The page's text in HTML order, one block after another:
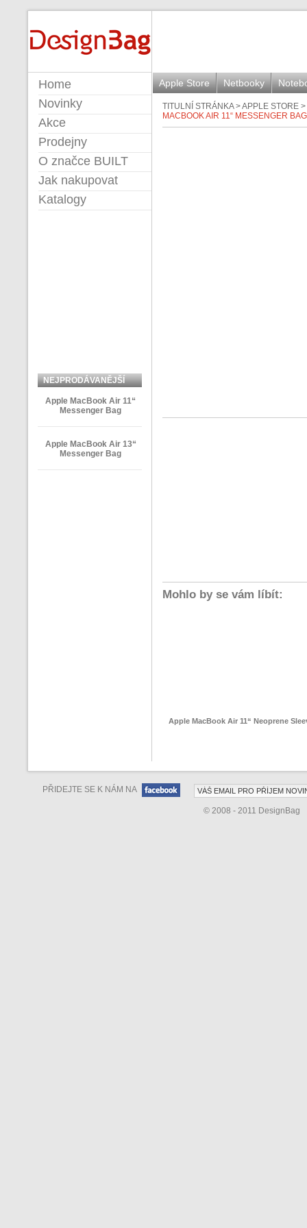
Apple Store Netbooky
TITULNÍ STRÁNKA>APPLE STORE >
MACBOOK AIR 11“ MESSENGER BAG
Mohlo by se vám líbít:
Apple MacBook Air 11“ Neoprene
Home
Novinky
Akce
Prodejny
O značce BUILT
Jak nakupovat
Katalogy
NEJPRODÁVANĚJŠÍ
Apple MacBook Air 11“
Messenger Bag
Apple MacBook Air 13“
Messenger Bag
PŘIDEJTE SE K NÁM NA
© 2008 - 2011 DesignBag
BUILT